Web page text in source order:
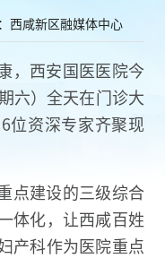
西咸新区融媒体中心
，西安国医医院今
六）全天在门诊大
位资深专家齐聚现
点建设的三级综合
体化，让西咸百姓
产科作为医院重点